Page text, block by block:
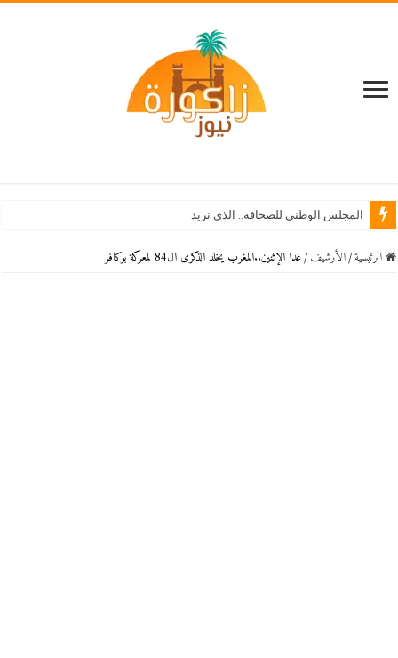
المجلس الوطني للصحافة.. الذي نريد
الرئيسية / اﻷرشيف / غدا الإثنين..المغرب يخلد الذكرى ال84 لمعركة بوكافر